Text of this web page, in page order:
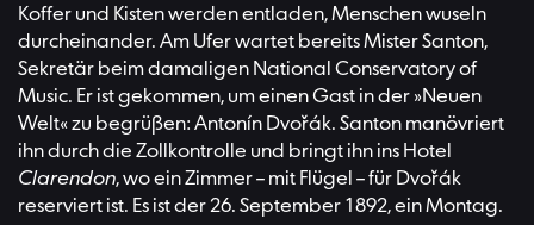
Koffer und Kisten werden entladen, Menschen wuseln
durcheinander. Am Ufer wartet bereits Mister Santon,
Sekretär beim damaligen National Conservatory of
Music. Er ist gekommen, um einen Gast in der »Neuen
Welt« zu begrüßen: Antonín Dvořák. Santon manövriert
ihn durch die Zollkontrolle und bringt ihn ins Hotel
Clarendon, wo ein Zimmer – mit Flügel – für Dvořák
reserviert ist. Es ist der 26. September 1892, ein Montag.